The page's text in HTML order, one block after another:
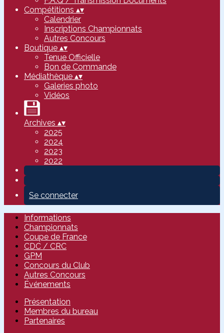
Compétitions ▴▾
Calendrier
Inscriptions Championnats
Autres Concours
Boutique ▴▾
Tenue Officielle
Bon de Commande
Médiathèque ▴▾
Galeries photo
Vidéos
Archives ▴▾
2025
2024
2023
2022
Se connecter
Informations
Championnats
Coupe de France
CDC / CRC
GPM
Concours du Club
Autres Concours
Événements
Présentation
Membres du bureau
Partenaires